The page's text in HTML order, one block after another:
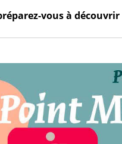
vous à